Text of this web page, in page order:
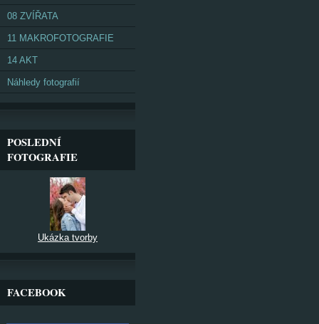
08 ZVÍŘATA
11 MAKROFOTOGRAFIE
14 AKT
Náhledy fotografií
POSLEDNÍ
FOTOGRAFIE
Ukázka tvorby
FACEBOOK